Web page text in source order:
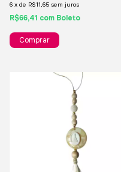
6 x de R$11,65 sem juros
R$66,41 com Boleto